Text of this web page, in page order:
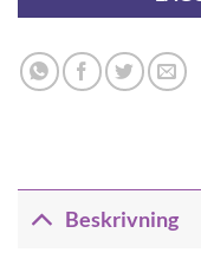
Beskrivning